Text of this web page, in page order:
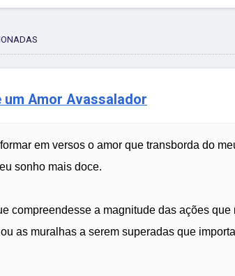
um Amor Avassalador
em versos o amor que transborda do
sonho mais doce.
compreendesse a magnitude das ações
as muralhas a serem superadas que